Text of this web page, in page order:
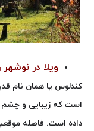
ویلا در
کندلوس یا همان نام
است که زیبایی و چشم